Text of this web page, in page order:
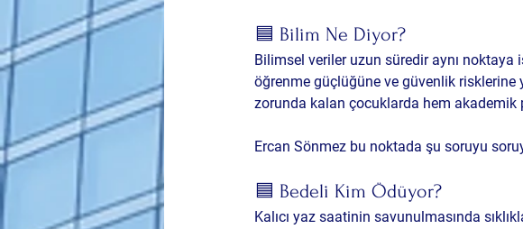
🟦 Bilim Ne Diyor?
Bilimsel veriler uzun süredir aynı noktaya
öğrenme güçlüğüne ve güvenlik risklerine
zorunda kalan çocuklarda hem
Ercan Sönmez bu noktada şu soruyu
🟦 Bedeli Kim Ödüyor?
Kalıcı yaz saatinin savunulmasında